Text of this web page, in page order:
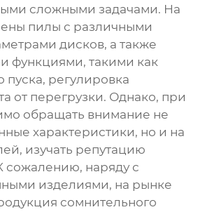
сложными задачами. На
пилы с различными
дисков, а также
функциями, такими как
пуска, регулировка
от перегрузки. Однако, при
обращать внимание не
характеристики, но и на
изучать репутацию
сожалению, наряду с
изделиями, на рынке
сомнительного